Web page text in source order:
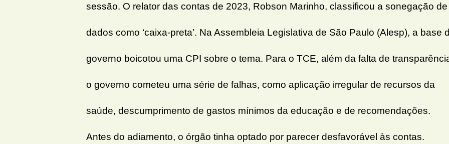
sessão. O relator das contas de 2023, Robson Marinho, classificou a sonegação de
dados como ‘caixa-preta’. Na Assembleia Legislativa de São Paulo (Alesp), a base
governo boicotou uma CPI sobre o tema. Para o TCE, além da falta de
o governo cometeu uma série de falhas, como aplicação irregular de recursos da
saúde, descumprimento de gastos mínimos da educação e de recomendações.
Antes do adiamento, o órgão tinha optado por parecer desfavorável às contas.